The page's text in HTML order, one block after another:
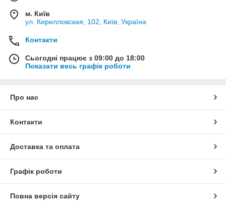
м. Київ
ул. Кирилловская, 102, Київ, Україна
Контакти
Сьогодні працює з 09:00 до 18:00
Показати весь графік роботи
Про нас
Контакти
Доставка та оплата
Графік роботи
Повна версія сайту